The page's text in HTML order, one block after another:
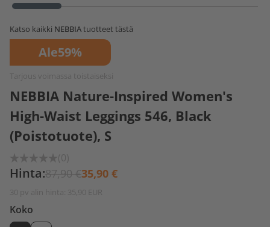
Katso kaikki NEBBIAtuotteet tästä
Ale59%
Tarjous voimassa toistaiseksi
NEBBIA Nature-Inspired Women's
High-Waist Leggings 546, Black
(Poistotuote), S
(0)
Hinta:87,90 €35,90 €
30 pv alin hinta: 35,90 EUR
Koko